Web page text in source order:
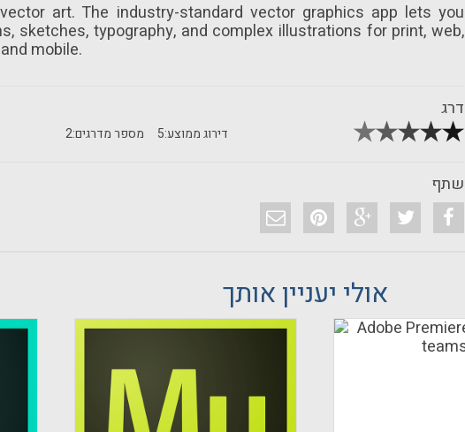
art. The industry-standard vector graphics app lets you
sketches, typography, and complex illustrations for print, web,
mobile.
דרג
מספר מדרגים:2 דירוג ממוצע:5
שתף
אולי יעניין אותך